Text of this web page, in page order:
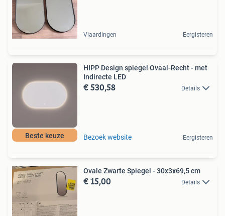
Vlaardingen Eergisteren
Beste keuze
HIPP Design spiegel Ovaal-Recht - met
Indirecte LED
€ 530,58 Details
Bezoek website Eergisteren
Ovale Zwarte Spiegel - 30x3x69,5 cm
€ 15,00 Details